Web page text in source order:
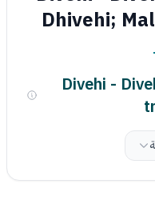
Dhivehi;
Divehi -